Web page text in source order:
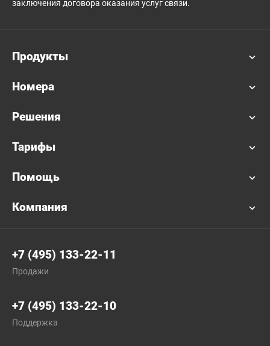
заключения договора оказания услуг связи.
Продукты
Номера
Решения
Тарифы
Помощь
Компания
+7 (495) 133-22-11
Продажи
+7 (495) 133-22-10
Поддержка